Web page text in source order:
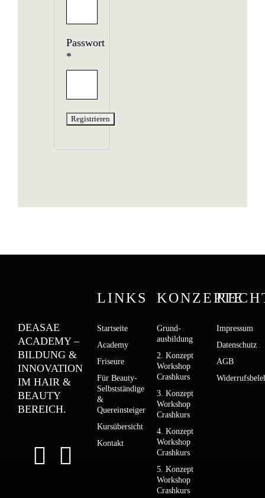
Passwort
*
DEASAE
ACADEMY –
BILDUNG &
INNOVATION
IM HAIR &
BEAUTY
BEREICH.
LINKS
Startseite
Academy
Friseure
Für Beauty-
Selbstständige
&
Quereinsteiger
Kursübersicht
Kontakt
KONZEPTE
Grund­­
ausbildung
2. Konzept
Workshop
Crashkurs
3. Konzept
Workshop
Crashkurs
4. Konzept
Workshop
Crashkurs
5. Konzept
Workshop
Crashkurs
Impressum
Datenschutz
AGB